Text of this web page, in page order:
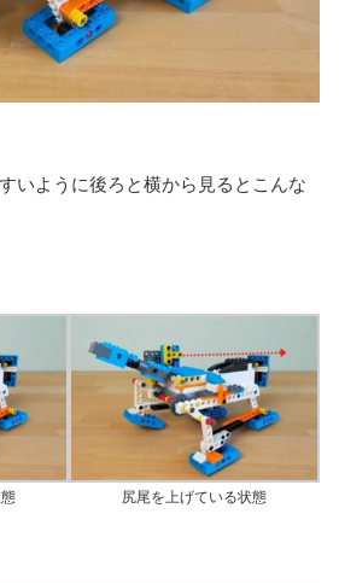
いように後ろと横から見るとこんな
尻尾を上げている状態